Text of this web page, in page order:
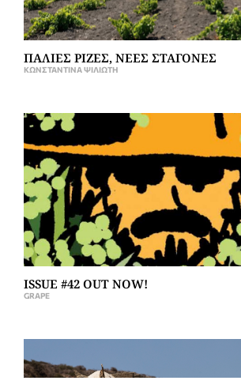
ΠΑΛΙΕΣ ΡΙΖΕΣ, ΝΕΕΣ ΣΤΑΓΟΝΕΣ
ΚΩΝΣΤΑΝΤΊΝΑ ΨΙΛΙΏΤΗ
ISSUE #42 OUT NOW!
GRAPE